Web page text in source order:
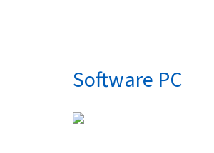
Software PC